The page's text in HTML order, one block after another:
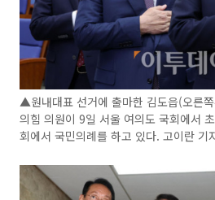
▲원내대표 선거에 출마한 김도읍(오른
의힘 의원이 9일 서울 여의도 국회에서
회에서 국민의례를 하고 있다. 고이란